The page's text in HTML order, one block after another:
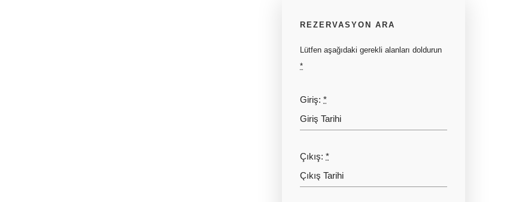
REZERVASYON ARA
Lütfen aşağıdaki gerekli alanları doldurun
*
Giriş:*
Çıkış:*